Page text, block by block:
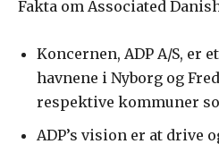
Fakta om Associated
Koncernen, ADP A/S, er
havnene i Nyborg og
respektive kommuner
ADP’s vision er at drive